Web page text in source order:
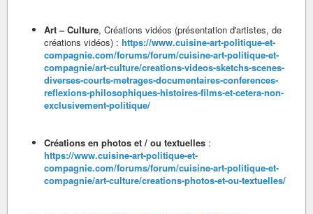
Art – Culture, Créations vidéos (présentation d'artistes, de
créations vidéos) : https://www.cuisine-art-politique-et-
compagnie.com/forums/forum/cuisine-art-politique-et-
compagnie/art-culture/creations-videos-sketchs-scenes-
diverses-courts-metrages-documentaires-conferences-
reflexions-philosophiques-histoires-films-et-cetera-non-
exclusivement-politique/
Créations en photos et / ou textuelles :
https://www.cuisine-art-politique-et-
compagnie.com/forums/forum/cuisine-art-politique-et-
compagnie/art-culture/creations-photos-et-ou-textuelles/